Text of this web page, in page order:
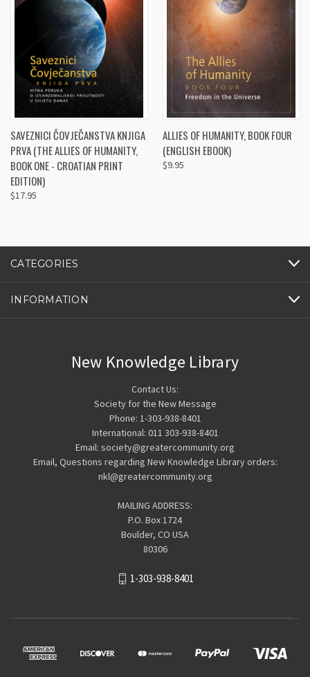
SAVEZNICI ČOVJEČANSTVA KNJIGA
PRVA (THE ALLIES OF HUMANITY,
BOOK ONE - CROATIAN PRINT
EDITION)
$17.95
ALLIES OF HUMANITY, BOOK FOUR
(ENGLISH EBOOK)
$9.95
CATEGORIES
INFORMATION
New Knowledge Library
Contact Us:
Society for the New Message
Phone: 1-303-938-8401
International: 011 303-938-8401
Email: society@greatercommunity.org
Email, Questions regarding New Knowledge Library orders:
nkl@greatercommunity.org
MAILING ADDRESS:
P.O. Box 1724
Boulder, CO USA
80306
1-303-938-8401